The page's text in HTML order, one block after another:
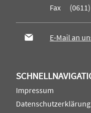
Fax (0611)
E-Mail an
Impressum
Datenschutzerklärung